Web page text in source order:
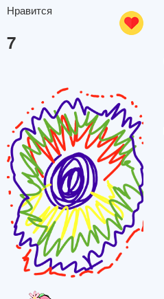
Нравится
7